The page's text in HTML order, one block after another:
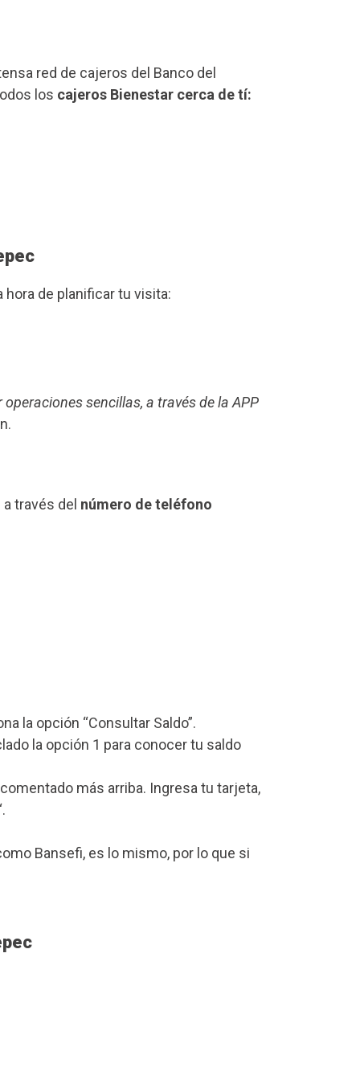
red de cajeros del Banco del
los cajeros Bienestar cerca de tí:
hora de planificar tu visita:
sencillas, a través de la APP
través del número de teléfono
la opción “Consultar Saldo”.
la opción 1 para conocer tu saldo
más arriba. Ingresa tu tarjeta,
Bansefi, es lo mismo, por lo que si